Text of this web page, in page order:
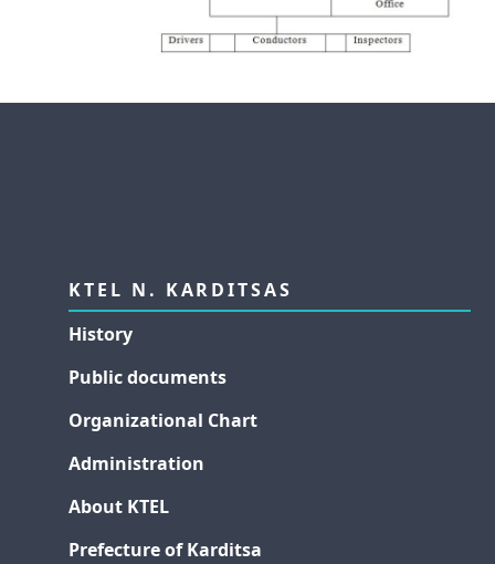
KTEL N. KARDITSAS
History
Public documents
Organizational Chart
Administration
About KTEL
Prefecture of Karditsa